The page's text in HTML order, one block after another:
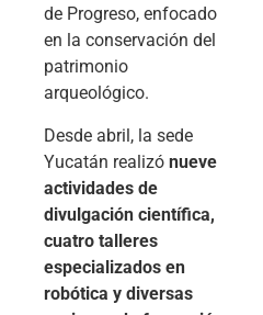
de Progreso, enfocado
en la conservación del
patrimonio
arqueológico.
Desde abril, la sede
Yucatán realizó nueve
actividades de
divulgación científica,
cuatro talleres
especializados en
robótica y diversas